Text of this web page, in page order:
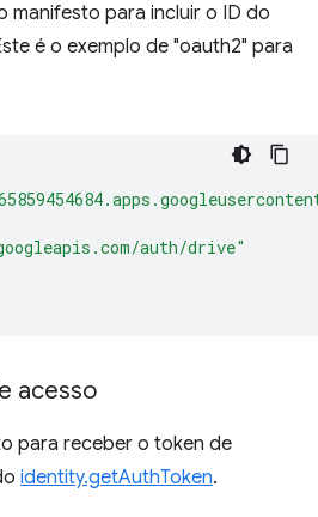
manifesto para incluir o ID do
é o exemplo de "oauth2" para
auth/drive"
acesso
para receber o token de
identity.getAuthToken.